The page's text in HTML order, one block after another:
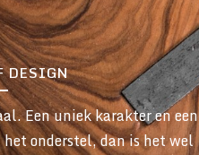
DESIGN
Een uniek karakter en een
onderstel, dan is het wel